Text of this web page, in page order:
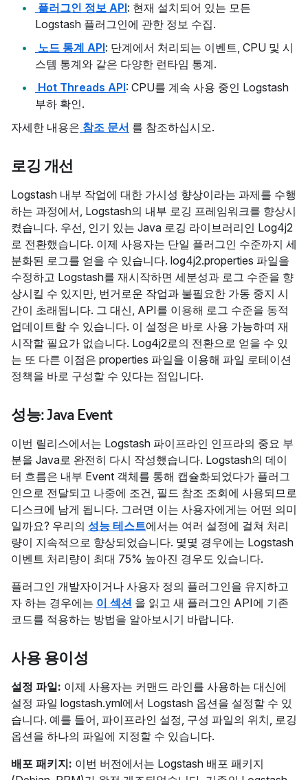
플러그인 정보 API: 현재 설치되어 있는 모든
Logstash 플러그인에 관한 정보 수집.
노드 통계 API: 단계에서 처리되는 이벤트, CPU 및 시
스템 통계와 같은 다양한 런타임 통계.
Hot Threads API: CPU를 계속 사용 중인 Logstash
부하 확인.
자세한 내용은 참조 문서 를 참조하십시오.
로깅 개선
Logstash 내부 작업에 대한 가시성 향상이라는 과제를 수행
하는 과정에서, Logstash의 내부 로깅 프레임워크를 향상시
켰습니다. 우선, 인기 있는 Java 로깅 라이브러리인 Log4j2
로 전환했습니다. 이제 사용자는 단일 플러그인 수준까지 세
분화된 로그를 얻을 수 있습니다. log4j2.properties 파일을
수정하고 Logstash를 재시작하면 세분성과 로그 수준을 향
상시킬 수 있지만, 번거로운 작업과 불필요한 가동 중지 시
간이 초래됩니다. 그 대신, API를 이용해 로그 수준을 동적
업데이트할 수 있습니다. 이 설정은 바로 사용 가능하며 재
시작할 필요가 없습니다. Log4j2로의 전환으로 얻을 수 있
는 또 다른 이점은 properties 파일을 이용해 파일 로테이션
정책을 바로 구성할 수 있다는 점입니다.
성능: Java Event
이번 릴리스에서는 Logstash 파이프라인 인프라의 중요 부
분을 Java로 완전히 다시 작성했습니다. Logstash의 데이
터 흐름은 내부 Event 객체를 통해 캡슐화되었다가 플러그
인으로 전달되고 나중에 조건, 필드 참조 조회에 사용되므로
디스크에 남게 됩니다. 그러면 이는 사용자에게는 어떤 의미
일까요? 우리의 성능 테스트에서는 여러 설정에 걸쳐 처리
량이 지속적으로 향상되었습니다. 몇몇 경우에는 Logstash
이벤트 처리량이 최대 75% 높아진 경우도 있습니다.
플러그인 개발자이거나 사용자 정의 플러그인을 유지하고
자 하는 경우에는 이 섹션 을 읽고 새 플러그인 API에 기존
코드를 적용하는 방법을 알아보시기 바랍니다.
사용 용이성
설정 파일: 이제 사용자는 커맨드 라인를 사용하는 대신에
설정 파일 logstash.yml에서 Logstash 옵션을 설정할 수 있
습니다. 예를 들어, 파이프라인 설정, 구성 파일의 위치, 로깅
옵션을 하나의 파일에 지정할 수 있습니다.
배포 패키지: 이번 버전에서는 Logstash 배포 패키지